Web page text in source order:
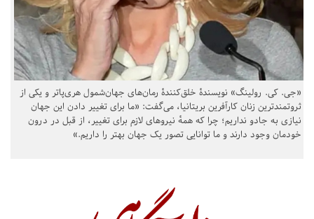
«جی. کی. رولینگ» نویسندهٔ خلق‌کنندهٔ رمان‌های جهان‌شمول هری‌پاتر و یکی از
ثروتمندترین زنان کارآفرین بریتانیا، می‌گفت: «ما برای تغییر دادن این جهان
نیازی به جادو نداریم؛ چرا که همهٔ نیروهای لازم برای تغییر، از قبل در درون
خودمان وجود دارند و ما توانایی تصور یک جهان بهتر را داریم.»